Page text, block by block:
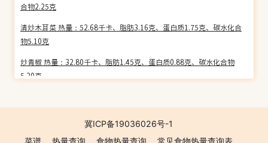
合物2.25克
清炒木耳菜 热量：52.68千卡、脂肪3.16克、蛋白质1.75克、碳水化合
物5.10克
炒青椒 热量：32.80千卡、脂肪1.45克、蛋白质0.88克、碳水化合物
5.20克
物6.29克
洋葱炒肉片 热量：115.25千卡、脂肪5.24克、蛋白质10.38克、碳水化
冀ICP备19036026号-1